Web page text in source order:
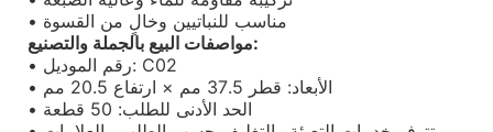
• مناسب للنباتيين وخالٍ من القسوة
مواصفات البيع بالجملة والتصنيع:
• رقم الموديل: C02
• الأبعاد: قطر 37.5 مم × ارتفاع 20.5 مم
• الحد الأدنى للطلب: 50 قطعة